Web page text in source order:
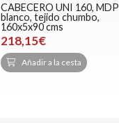
CABECERO UNI 160, MDP
blanco, tejido chumbo,
160x5x90 cms
218,15€
Añadir a la cesta